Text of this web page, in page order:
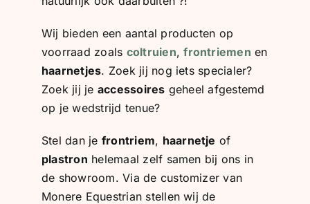
Wij bieden een aantal producten op
voorraad zoals coltruien,frontriemen en
haarnetjes. Zoek jij nog iets specialer?
Zoek jij je accessoires geheel afgestemd
op je wedstrijd tenue?
Stel dan je frontriem, haarnetje of
plastron helemaal zelf samen bij ons in
de showroom. Via de customizer van
Monere Equestrian stellen wij de